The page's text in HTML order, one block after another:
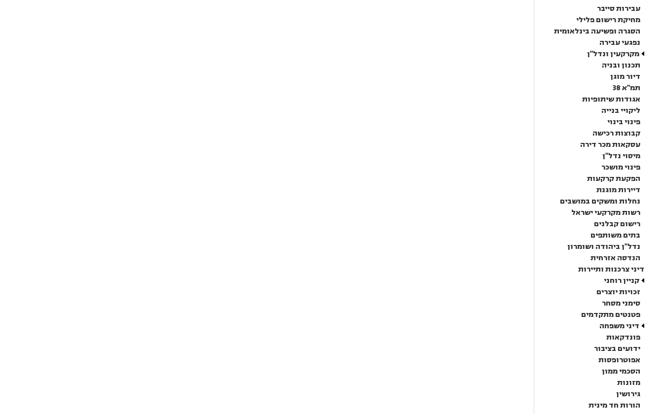
עבירות סייבר
מחיקת רישום פלילי
הסגרה ופשיעה בינלאומית
נפגעי עבירה
מקרקעין ונדל"ן
תכנון ובניה
דיור מוגן
תמ"א 38
אגודות שיתופיות
ליקויי בנייה
פינוי בינוי
קבוצות רכישה
עסקאות מכר דירה
מיסוי נדל"ן
פינוי מושכר
הפקעת קרקעות
דיירות מוגנת
נחלות ומשקים במושבים
רשות מקרקעי ישראל
רישום קבלנים
בתים משותפים
נדל"ן ביהודה ושומרון
הנדסה אזרחית
דיני צרכנות ותיירות
קניין רוחני
זכויות יוצרים
סימני מסחר
פטנטים מתקדמים
דיני משפחה
פונדקאות
ידועים בציבור
אפוטרופסות
הסכמי ממון
מזונות
גירושין
הורות חד מינית